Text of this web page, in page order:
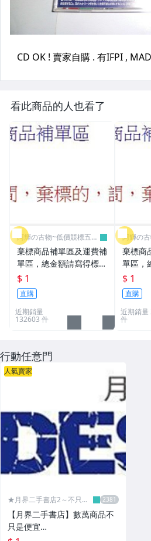
看此商品的人也看了
阿輝の古物~低價競標五六
日結標
棄標商品補單區及運費補
單區，總金額請寫得標商
品金額，運費請寫棄標商
品原設定之運費
$ 1
直購
近期銷量
132603 件
阿輝の
日結標
棄標商
單區，
品金額
品原設
$ 1
直購
近期銷量
件
行動任意門
人氣賣家
★月界二手書店2～不只是
【月界二手書店】數萬商品不
只是便宜…